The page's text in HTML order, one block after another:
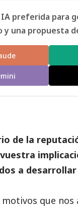
preferida para
y una propuesta
de la
a
que